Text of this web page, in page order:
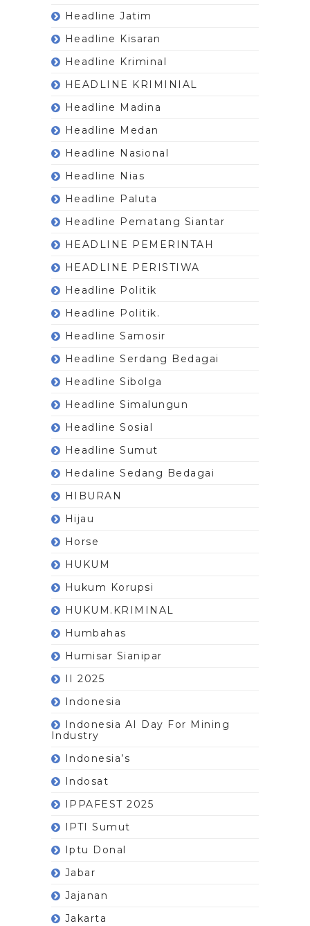
Headline Jatim
Headline Kisaran
Headline Kriminal
HEADLINE KRIMINIAL
Headline Madina
Headline Medan
Headline Nasional
Headline Nias
Headline Paluta
Headline Pematang Siantar
HEADLINE PEMERINTAH
HEADLINE PERISTIWA
Headline Politik
Headline Politik.
Headline Samosir
Headline Serdang Bedagai
Headline Sibolga
Headline Simalungun
Headline Sosial
Headline Sumut
Hedaline Sedang Bedagai
HIBURAN
Hijau
Horse
HUKUM
Hukum Korupsi
HUKUM.KRIMINAL
Humbahas
Humisar Sianipar
II 2025
Indonesia
Indonesia AI Day For Mining
Industry
Indonesia’s
Indosat
IPPAFEST 2025
IPTI Sumut
Iptu Donal
Jabar
Jajanan
Jakarta